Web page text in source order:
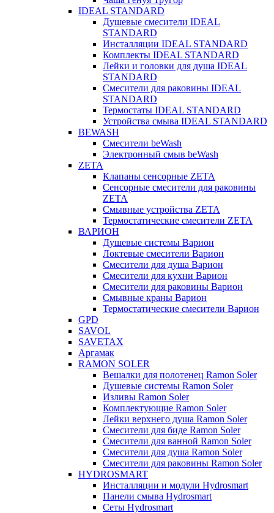
IDEAL STANDARD
Душевые смесители IDEAL
STANDARD
Инсталляции IDEAL STANDARD
Комплекты IDEAL STANDARD
Лейки и головки для душа IDEAL
STANDARD
Смесители для раковины IDEAL
STANDARD
Термостаты IDEAL STANDARD
Устройства смыва IDEAL STANDARD
BEWASH
Смесители beWash
Электронный смыв beWash
ZETA
Клапаны сенсорные ZETA
Сенсорные смесители для раковины
ZETA
Смывные устройства ZETA
Термостатические смесители ZETA
ВАРИОН
Душевые системы Варион
Локтевые смесители Варион
Смесители для душа Варион
Смесители для кухни Варион
Смесители для раковины Варион
Смывные краны Варион
Термостатические смесители Варион
GPD
SAVOL
SAVETAX
Аргамак
RAMON SOLER
Вешалки для полотенец Ramon Soler
Душевые системы Ramon Soler
Изливы Ramon Soler
Комплектующие Ramon Soler
Лейки верхнего душа Ramon Soler
Смесители для биде Ramon Soler
Смесители для ванной Ramon Soler
Смесители для душа Ramon Soler
Смесители для раковины Ramon Soler
HYDROSMART
Инсталляции и модули Hydrosmart
Панели смыва Hydrosmart
Сеты Hydrosmart